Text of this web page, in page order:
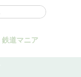
鉄道マニア